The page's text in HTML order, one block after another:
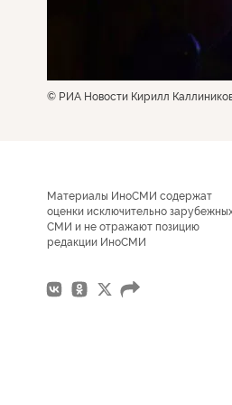
© РИА Новости Кирилл
Материалы ИноСМИ содержат
оценки исключительно
СМИ и не отражают позицию
редакции ИноСМИ